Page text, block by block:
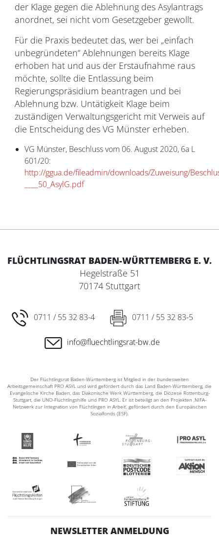
der Klage gegen die Ablehnung des Asylantrags
anordnet, sei nicht vom Gesetzgeber gewollt.
Für die Praxis bedeutet das, wer bei „einfach
unbegründeten“ Ablehnungen bereits Klage
erhoben hat und aus der Erstaufnahme raus
möchte, sollte die Entlassung beim
Regierungspräsidium beantragen und bei
Ablehnung bzw. Untätigkeit Klage beim
zuständigen Verwaltungsgericht mit Verweis auf
die Entscheidung des VG Münster erheben.
VG Münster, Beschluss vom 06. August 2020, 6a L
601/20:
http://ggua.de/fileadmin/downloads/Zuweisung/
____50_AsylG.pdf
FLÜCHTLINGSRAT BADEN-WÜRTTEMBERG E. V.
Hegelstraße 51
70174 Stuttgart
0711 / 55 32 83-4 0711 / 55 32 83-5
info@fluechtlingsrat-bw.de
Der Flüchtlingsrat Baden-Württemberg ist Mitglied in der bundesweiten
Arbeitsgemeinschaft PRO ASYL und wird gefördert durch das Land Baden-Württemberg, die
Evangelische Kirche Baden, das Diakonische Werk Württemberg, die Diözese Rottenburg-
Stuttgart, die UNO-Flüchtlingshilfe und PRO ASYL. Er ist beteiligt an den Projekten ‚NIFA-
Netzwerk zur Integration von Flüchtlingen in Arbeit‘, gefördert durch den Europäischen
Sozialfonds (ESF).
NEWSLETTER ANMELDUNG